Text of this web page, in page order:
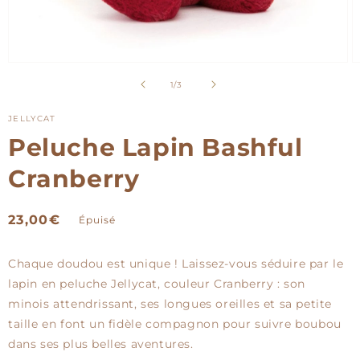
dans
fenêtre
modale
1/
de
3
JELLYCAT
Peluche Lapin Bashful
Cranberry
Prix
23,00€ Épuisé
Chaque doudou est unique ! Laissez-vous séduire par le
lapin en peluche Jellycat, couleur Cranberry : son
minois attendrissant, ses longues oreilles et sa petite
taille en font un fidèle compagnon pour suivre boubou
dans ses plus belles aventures.